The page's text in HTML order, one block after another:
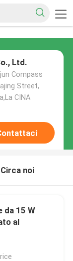
Ltd.
Compass
Street,
CINA
Circa noi
da 15 W
al